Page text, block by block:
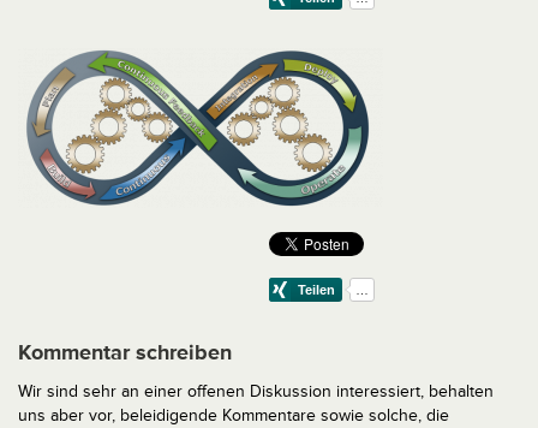
Kommentar schreiben
Wir sind sehr an einer offenen Diskussion interessiert, behalten
uns aber vor, beleidigende Kommentare sowie solche, die